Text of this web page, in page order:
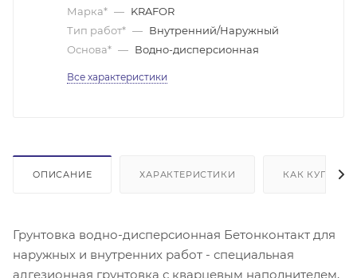
Марка* — KRAFOR
Тип работ* — Внутренний/Наружный
Основа* — Водно-дисперсионная
Все характеристики
ОПИСАНИЕ ХАРАКТЕРИСТИКИ КАК КУПИТЬ
Грунтовка водно-дисперсионная Бетонконтакт для
наружных и внутренних работ - специальная
адгезионная грунтовка с кварцевым наполнителем,